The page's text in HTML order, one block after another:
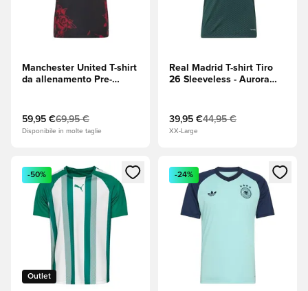
Manchester United T-shirt
da allenamento Pre-
59,95 €69,95 €
Disponibile in molte taglie
Real Madrid T-shirt Tiro
26 Sleeveless - Aurora
39,95 €44,95 €
XX-Large
Apre una finestra modale per accedere o registrarsi come
Outlet
-50%
Apre una finestra modale
-24%